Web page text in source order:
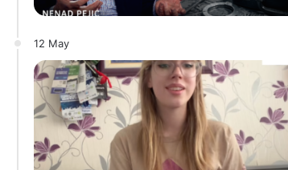
12 May